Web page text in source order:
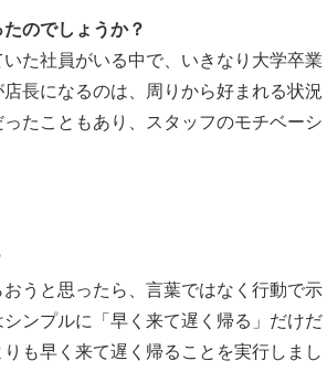
のでしょうか？
た社員がいる中で、いきなり大学卒業
長になるのは、周りから好まれる状況
たこともあり、スタッフのモチベーシ
うと思ったら、言葉ではなく行動で示
ンプルに「早く来て遅く帰る」だけだ
も早く来て遅く帰ることを実行しまし